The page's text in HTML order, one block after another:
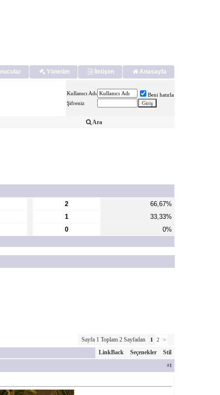
Anasayfa
İletişim
Yönetim
Kullanıcı Adı
Beni hatırla
Şifreniz
Ara
2
66,67%
1
33,33%
0
0%
Sayfa 1 Toplam 2 Sayfadan 1 2 >
LinkBack Seçenekler Stil
#1